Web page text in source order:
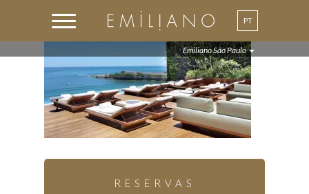
PT
Emiliano São Paulo
RESERVAS